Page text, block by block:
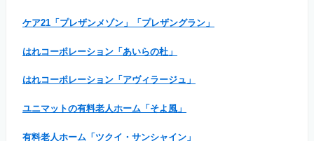
ケア21「プレザンメゾン」「プレザングラン」
はれコーポレーション「あいらの杜」
はれコーポレーション「アヴィラージュ」
ユニマットの有料老人ホーム「そよ風」
有料老人ホーム「ツクイ・サンシャイン」